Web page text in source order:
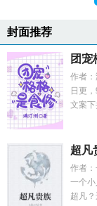
封面推荐
团宠
作者：
日更
文案
超凡
作者
一个
超凡